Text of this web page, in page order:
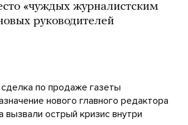
«чуждых журналистским
руководителей
по продаже газеты
нового главного редактора
острый кризис внутри